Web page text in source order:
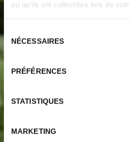
ou qu'ils ont collectées lors de
NÉCESSAIRES
PRÉFÉRENCES
STATISTIQUES
MARKETING